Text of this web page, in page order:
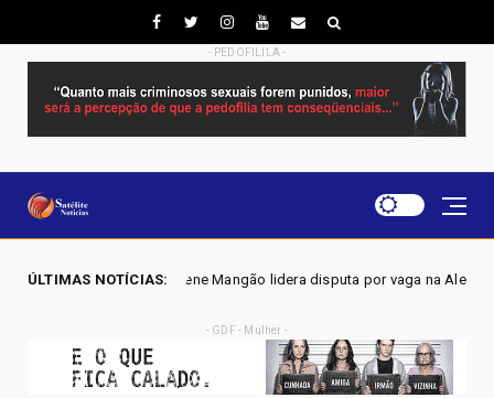
- PEDOFILILA -
ÚLTIMAS NOTÍCIAS:
Mangão lidera disputa por vaga na Alego em Novo Gama, aponta
- GDF - Mulher -